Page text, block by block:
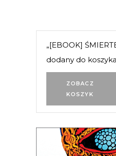
ZOBACZ
KOSZYK
„[EBOOK]
dodany do